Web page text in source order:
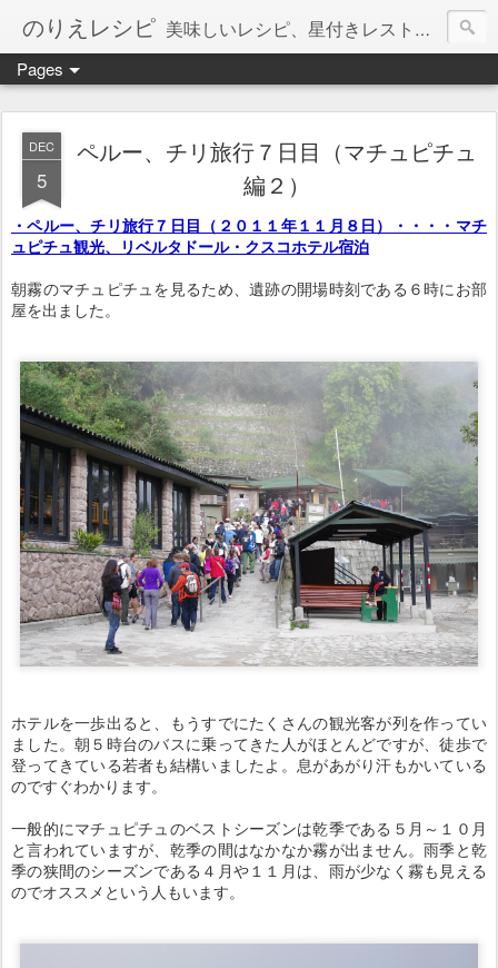
のりえレシピ 美味しいレシピ、星付きレストラン、絶品お取り寄せを紹介しています。
Pages
DEC
5
ペルー、チリ旅行７日目（マチュピチュ
編２）
・ペルー、チリ旅行７日目（２０１１年１１月８日）・・・・マチ
ュピチュ観光、リベルタドール・クスコホテル宿泊
朝霧のマチュピチュを見るため、遺跡の開場時刻である６時にお部
屋を出ました。
ホテルを一歩出ると、もうすでにたくさんの観光客が列を作ってい
ました。朝５時台のバスに乗ってきた人がほとんどですが、徒歩で
登ってきている若者も結構いましたよ。息があがり汗もかいている
のですぐわかります。
一般的にマチュピチュのベストシーズンは乾季である５月～１０月
と言われていますが、乾季の間はなかなか霧が出ません。雨季と乾
季の狭間のシーズンである４月や１１月は、雨が少なく霧も見える
のでオススメという人もいます。